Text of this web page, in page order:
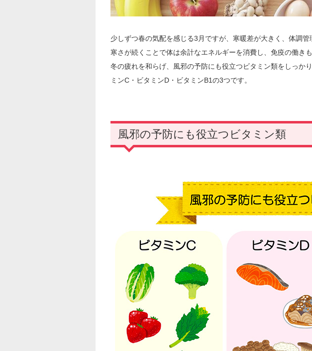
少しずつ春の気配を感じる3月ですが、寒暖差が大きく、体調管
寒さが続くことで体は余計なエネルギーを消費し、免疫の働き
冬の疲れを和らげ、風邪の予防にも役立つビタミン類をしっか
ミンC・ビタミンD・ビタミンB1の3つです。
風邪の予防にも役立つビタミン類